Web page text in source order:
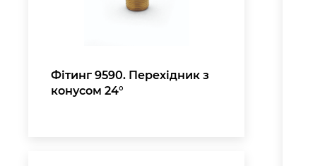
Фітинг 9590. Перехідник з
конусом 24°